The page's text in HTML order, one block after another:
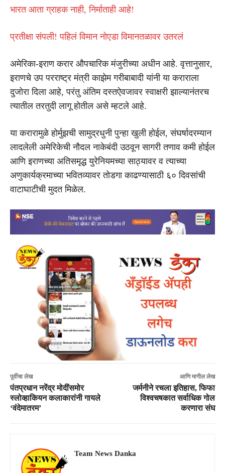
भारत आता ग्राहक नाही, निर्माताही आहे!
प्रतीक्षा संपली! पहिलं विमान नोएडा विमानतळावर उतरलं
अमेरिका-इराण करार औपचारिक मंजुरीच्या अधीन आहे. वृत्तानुसार,
इराणचे उप परराष्ट्र मंत्री काझेम गरीबाबादी यांनी या कराराला
दुजोरा दिला आहे, परंतु अंतिम दस्तऐवजावर स्वाक्षरी झाल्यानंतरच
त्यातील तरतुदी लागू होतील असे म्हटले आहे.
या करारामुळे होर्मुझची सामुद्रधुनी पुन्हा खुली होईल, संघर्षादरम्यान
लादलेली अमेरिकेची नौदल नाकेबंदी उठवून सागरी तणाव कमी होईल
आणि इराणच्या अतिसमृद्ध युरेनियमच्या साठ्यावर व त्याच्या
अणुकार्यक्रमाच्या भवितव्यावर तोडगा काढण्यासाठी ६० दिवसांची
वाटाघाटीची मुदत मिळेल.
पूर्वीचा लेख
पंतप्रधान नरेंद्र मोदींसमोर
स्लोव्हाकियन कलाकारांनी गायले
‘वंदेमातरम’
आणि मागील लेख
जर्मनीने रचला इतिहास, फिफा
विश्वचषकात सर्वाधिक गोल
करणारा संघ
Team News Danka